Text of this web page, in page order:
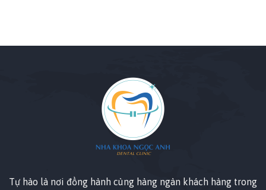
Tự hào là nơi đồng hành cùng hàng ngàn khách hàng trong